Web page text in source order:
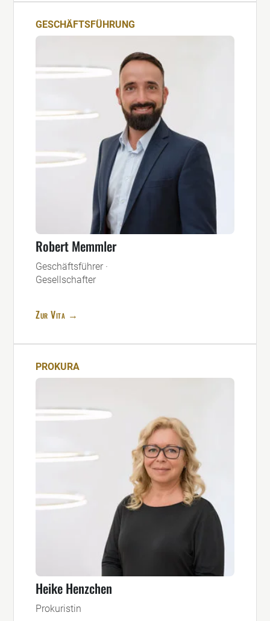
GESCHÄFTSFÜHRUNG
Robert Memmler
Geschäftsführer ·
Gesellschafter
Zur Vita →
PROKURA
Heike Henzchen
Prokuristin